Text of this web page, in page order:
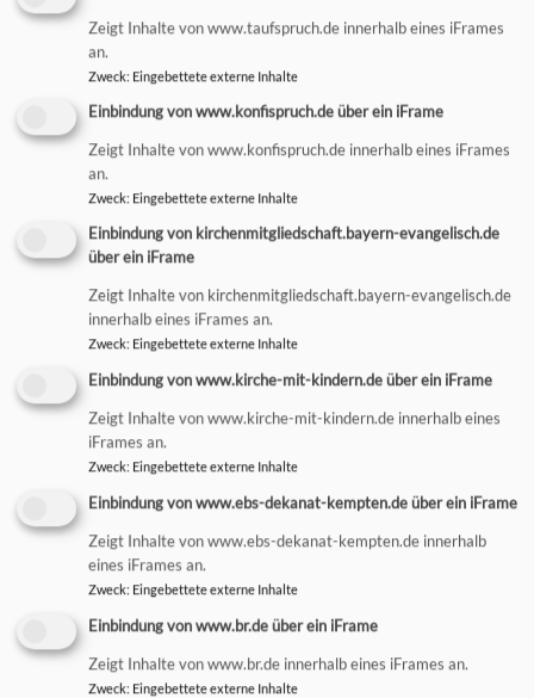
Veranstaltungen in unseren
Gemeinden
zu finden (Ort, Termin, Zielgruppe...).
Erweiterter Filter
So, 9.8. 9:30 Uhr
Gottesdienst
Zeigt Inhalte von www.taufspruch.de innerhalb eines iFrames
an.
Zweck: Eingebettete externe Inhalte
Einbindung von www.konfispruch.de über ein iFrame
Zeigt Inhalte von www.konfispruch.de innerhalb eines iFrames
an.
Zweck: Eingebettete externe Inhalte
Einbindung von kirchenmitgliedschaft.bayern-evangelisch.de
über ein iFrame
Zeigt Inhalte von kirchenmitgliedschaft.bayern-evangelisch.de
innerhalb eines iFrames an.
Zweck: Eingebettete externe Inhalte
Einbindung von www.kirche-mit-kindern.de über ein iFrame
Zeigt Inhalte von www.kirche-mit-kindern.de innerhalb eines
iFrames an.
Zweck: Eingebettete externe Inhalte
Einbindung von www.ebs-dekanat-kempten.de über ein iFrame
Zeigt Inhalte von www.ebs-dekanat-kempten.de innerhalb
eines iFrames an.
Zweck: Eingebettete externe Inhalte
Einbindung von www.br.de über ein iFrame
Zeigt Inhalte von www.br.de innerhalb eines iFrames an.
Zweck: Eingebettete externe Inhalte